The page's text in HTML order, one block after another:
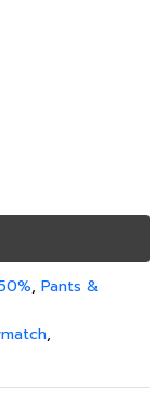
, Pants &
,